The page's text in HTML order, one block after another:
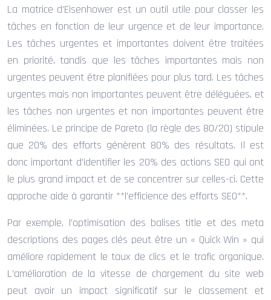
La matrice d’Eisenhower est un outil utile pour classer les
tâches en fonction de leur urgence et de leur importance.
Les tâches urgentes et importantes doivent être traitées
en priorité, tandis que les tâches importantes mais non
urgentes peuvent être planifiées pour plus tard. Les tâches
urgentes mais non importantes peuvent être déléguées, et
les tâches non urgentes et non importantes peuvent être
éliminées. Le principe de Pareto (la règle des 80/20) stipule
que 20% des efforts génèrent 80% des résultats. Il est
donc important d’identifier les 20% des actions SEO qui ont
le plus grand impact et de se concentrer sur celles-ci. Cette
approche aide à garantir **l’efficience des efforts SEO**.
Par exemple, l’optimisation des balises title et des meta
descriptions des pages clés peut être un « Quick Win » qui
améliore rapidement le taux de clics et le trafic organique.
L’amélioration de la vitesse de chargement du site web
peut avoir un impact significatif sur le classement et